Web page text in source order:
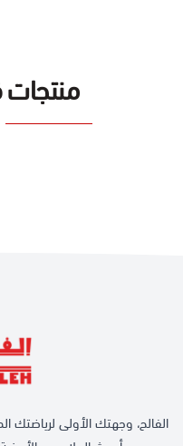
الفالح، وجهتك الأولى لرياضتك